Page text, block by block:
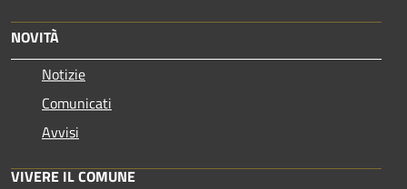
NOVITÀ
Notizie
Comunicati
Avvisi
VIVERE IL COMUNE